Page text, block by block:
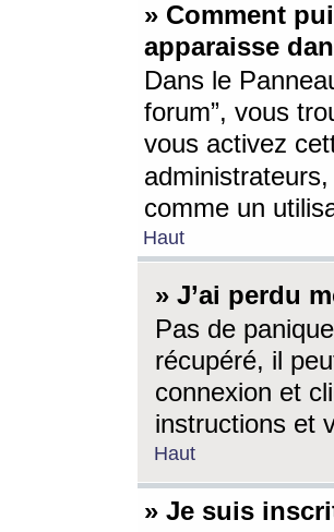
» Comment
apparaisse
Dans le
forum”, vous
vous activez
comme un
Haut
» J’ai perdu
Pas de
récupéré, il
connexion et
instructions et
Haut
» Je suis